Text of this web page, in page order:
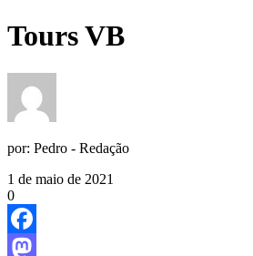
Tours VB
por: Pedro - Redação
1 de maio de 2021
0
Facebook